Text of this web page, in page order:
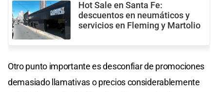
Hot Sale en Santa Fe:
descuentos en neumáticos y
servicios en Fleming y Martolio
Otro punto importante es desconfiar de promociones
demasiado llamativas o precios considerablemente